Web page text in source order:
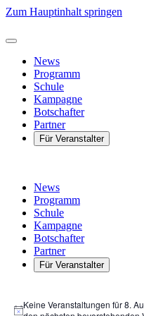
Zum Hauptinhalt springen
News
Programm
Schule
Kampagne
Botschafter
Partner
Für Veranstalter
News
Programm
Schule
Kampagne
Botschafter
Partner
Für Veranstalter
für Keine Veranstaltungen für 8.